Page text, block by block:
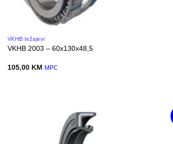
VKHB ležajevi
VKHB 2003 – 60x130x48,5
105,00 KM MPC